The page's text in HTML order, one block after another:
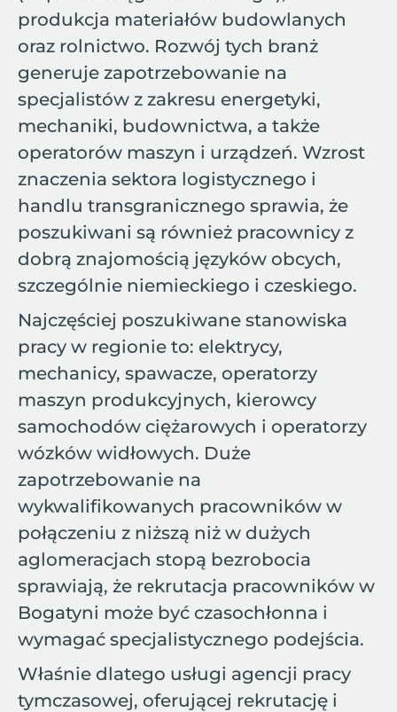
produkcja materiałów budowlanych
oraz rolnictwo. Rozwój tych branż
generuje zapotrzebowanie na
specjalistów z zakresu energetyki,
mechaniki, budownictwa, a także
operatorów maszyn i urządzeń. Wzrost
znaczenia sektora logistycznego i
handlu transgranicznego sprawia, że
poszukiwani są również pracownicy z
dobrą znajomością języków obcych,
szczególnie niemieckiego i czeskiego.
Najczęściej poszukiwane stanowiska
pracy w regionie to: elektrycy,
mechanicy, spawacze, operatorzy
maszyn produkcyjnych, kierowcy
samochodów ciężarowych i operatorzy
wózków widłowych. Duże
zapotrzebowanie na
wykwalifikowanych pracowników w
połączeniu z niższą niż w dużych
aglomeracjach stopą bezrobocia
sprawiają, że rekrutacja pracowników w
Bogatyni może być czasochłonna i
wymagać specjalistycznego podejścia.
Właśnie dlatego usługi agencji pracy
tymczasowej, oferującej rekrutację i